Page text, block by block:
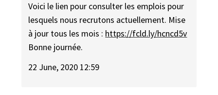
Voici le lien pour consulter les emplois pour
lesquels nous recrutons actuellement. Mise
à jour tous les mois : https://fcld.ly/hcncd5v
Bonne journée.
22 June, 2020 12:59